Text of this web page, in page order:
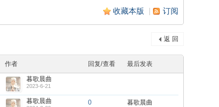
收藏本版 订阅
返 回
作者 回复/查看 最后发表
暮歌晨曲
2023-6-21
暮歌晨曲 0 暮歌晨曲